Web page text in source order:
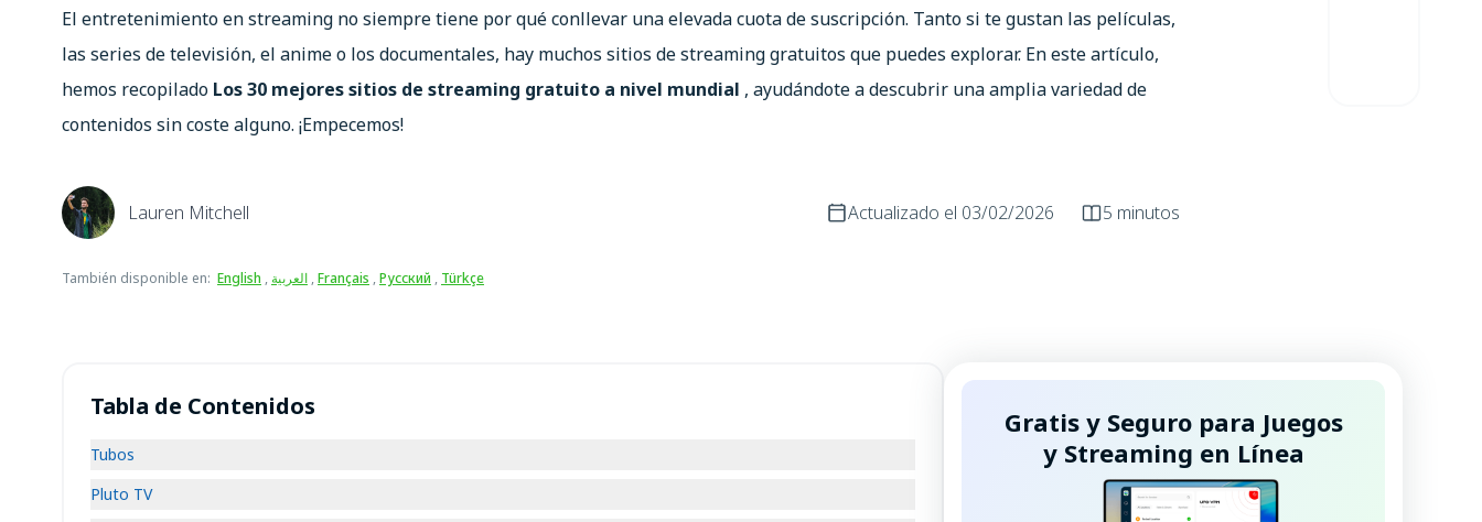
El entretenimiento en streaming no siempre tiene por qué conllevar una elevada cuota de suscripción. Tanto si te gustan las películas,
las series de televisión, el anime o los documentales, hay muchos sitios de streaming gratuitos que puedes explorar. En este artículo,
hemos recopilado Los 30 mejores sitios de streaming gratuito a nivel mundial , ayudándote a descubrir una amplia variedad de
contenidos sin coste alguno. ¡Empecemos!
Lauren Mitchell Actualizado el 03/02/2026 5 minutos
También disponible en: English , العربية ,Français ,Русский , Türkçe
Tabla de Contenidos
Tubos
Pluto TV
Gratis y Seguro para Juegos
y Streaming en Línea